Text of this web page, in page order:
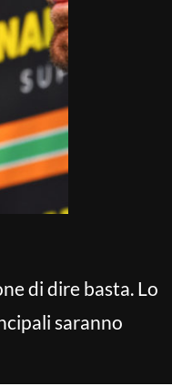
di dire basta. Lo
saranno